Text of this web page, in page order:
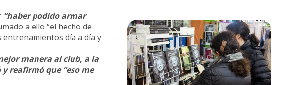
“haber podido armar
a ello “el hecho de
día a día y
manera al club, a la
reafirmó que “eso me